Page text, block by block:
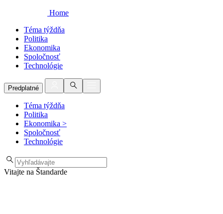
Home
Téma týždňa
Politika
Ekonomika
Spoločnosť
Technológie
Predplatné
Téma týždňa
Politika
Ekonomika >
Spoločnosť
Technológie
Vitajte na Štandarde